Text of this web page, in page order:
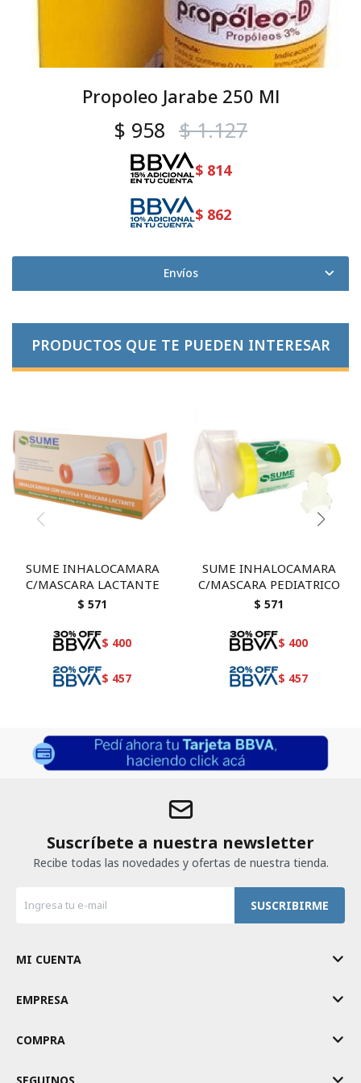
Propoleo Jarabe 250 Ml
$ 958 $ 1.127
$ 814
$ 862
Envíos
PRODUCTOS QUE TE PUEDEN INTERESAR
SUME INHALOCAMARA
C/MASCARA LACTANTE
$ 571
$ 400
$ 457
SUME INHALOCAMARA
C/MASCARA PEDIATRICO
$ 571
$ 400
$ 457
Suscríbete a nuestra newsletter
Recibe todas las novedades y ofertas de nuestra tienda.
SUSCRIBIRME
MI CUENTA
EMPRESA
COMPRA